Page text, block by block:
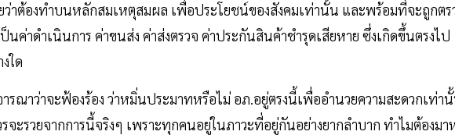
าต้องทำบนหลักสมเหตุสมผล เพื่อประโยชน์ของสังคมเท่านั้น และพร้อมที่จะถูกตร
ค่าดำเนินการ ค่าขนส่ง ค่าส่งตรวจ ค่าประกันสินค้าชำรุดเสียหาย ซึ่งเกิดขึ้นตรงไป
ใด
ารณาว่าจะฟ้องร้อง ว่าหมิ่นประมาทหรือไม่ อภ.อยู่ตรงนี้เพื่ออำนวยความสะดวกเท่า
จะรวยจากการนี้จริงๆ เพราะทุกคนอยู่ในภาวะที่อยู่กันอย่างยากลำบาก ทำไมต้องมา